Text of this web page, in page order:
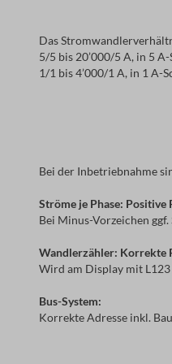
Das
5/5 bis 20’000/5 A, in 5
1/1 bis 4’000/1 A, in 1 A-
Bei der Inbetriebnahme
Ströme je Phase: Positive
Bei Minus-Vorzeichen ggf.
Wandlerzähler: Korrekte
Wird am Display mit
Bus-System:
Korrekte Adresse inkl.